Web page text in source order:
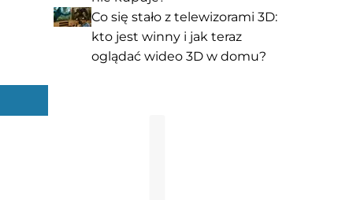
Co się stało z telewizorami 3D:
kto jest winny i jak teraz
oglądać wideo 3D w domu?